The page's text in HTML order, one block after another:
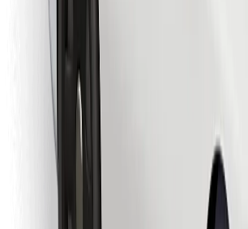
Sicherheit
In wenigen Minuten zu deiner Fahrt!
Bolt App herunterladen
Finde dein Lieblingsgericht!
Bolt Food App herunterladen